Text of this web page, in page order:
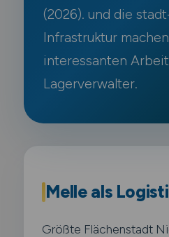
(2026). und die
Infrastruktur
interessanten
Lagerverwalter.
Melle als
Größte Flächenstadt